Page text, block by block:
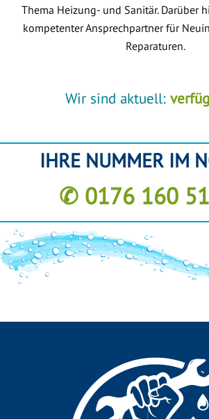
Thema Heizung- und Sanitär. Darüber
kompetenter Ansprechpartner für
Reparaturen.
Wir sind aktuell:
IHRE NUMMER IM
✆ 0176 160